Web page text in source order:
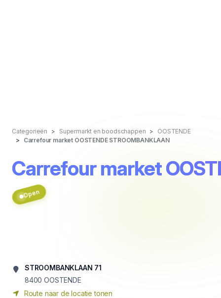
Categorieën Supermarkt en boodschappen
OOSTENDE
Carrefour market OOSTENDE STROOMBANKLAAN
Carrefour market
Open
STROOMBANKLAAN 71
8400 OOSTENDE
Route naar de locatie tonen